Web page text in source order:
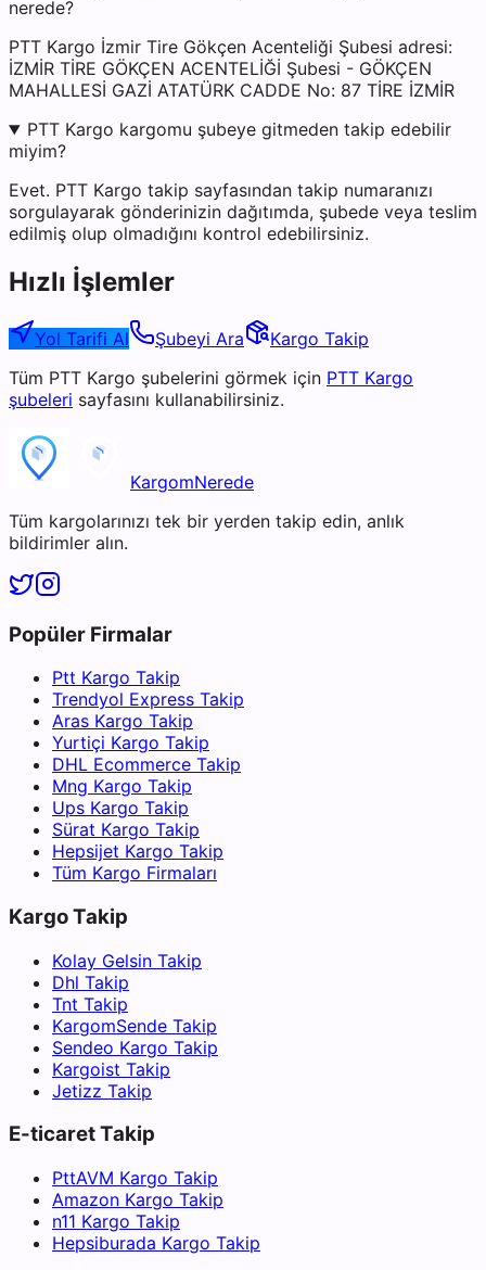
nerede?
PTT Kargo İzmir Tire Gökçen Acenteliği Şubesi adresi:
İZMİR TİRE GÖKÇEN ACENTELİĞİ Şubesi - GÖKÇEN
MAHALLESİ GAZİ ATATÜRK CADDE No: 87 TİRE İZMİR
PTT Kargo kargomu şubeye gitmeden takip edebilir
miyim?
Evet. PTT Kargo takip sayfasından takip numaranızı
sorgulayarak gönderinizin dağıtımda, şubede veya teslim
edilmiş olup olmadığını kontrol edebilirsiniz.
Hızlı İşlemler
Yol Tarifi Al Şubeyi Ara
Kargo Takip
Tüm PTT Kargo şubelerini görmek için PTT Kargo
şubeleri sayfasını kullanabilirsiniz.
KargomNerede
Tüm kargolarınızı tek bir yerden takip edin, anlık
bildirimler alın.
Popüler Firmalar
Ptt Kargo Takip
Trendyol Express Takip
Aras Kargo Takip
Yurtiçi Kargo Takip
DHL Ecommerce Takip
Mng Kargo Takip
Ups Kargo Takip
Sürat Kargo Takip
Hepsijet Kargo Takip
Tüm Kargo Firmaları
Kargo Takip
Kolay Gelsin Takip
Dhl Takip
Tnt Takip
KargomSende Takip
Sendeo Kargo Takip
Kargoist Takip
Jetizz Takip
E-ticaret Takip
PttAVM Kargo Takip
Amazon Kargo Takip
n11 Kargo Takip
Hepsiburada Kargo Takip